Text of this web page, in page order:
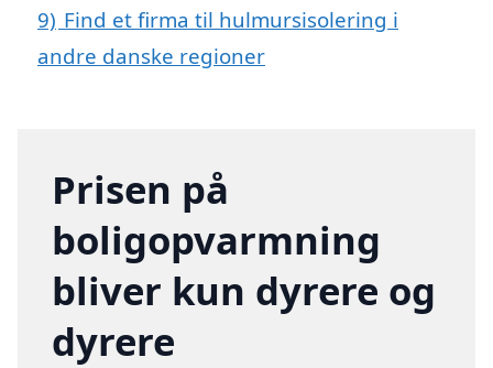
9) Find et firma til hulmursisolering i
andre danske regioner
Prisen på
boligopvarmning
bliver kun dyrere og
dyrere